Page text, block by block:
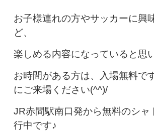
お子様連れの方やサッカーに興
ど、
楽しめる内容になっていると思
お時間がある方は、入場無料で
にご来場ください(^^)/
JR赤間駅南口発から無料のシャ
行中です♪